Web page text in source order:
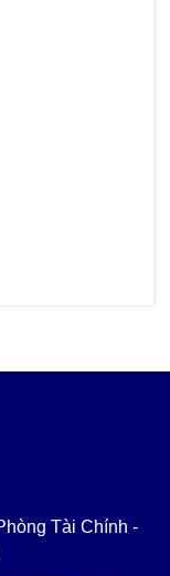
Tài Chính -